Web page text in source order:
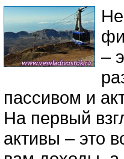
–
пассивом и
На первый
активы – это